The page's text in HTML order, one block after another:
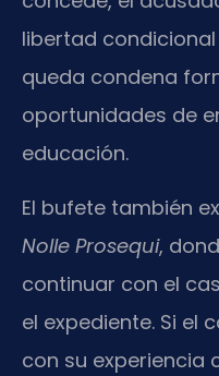
libertad
queda condena
oportunidades de
educación.
El bufete también
Nolle Prosequi,
continuar con el
el expediente. Si el
con su experiencia